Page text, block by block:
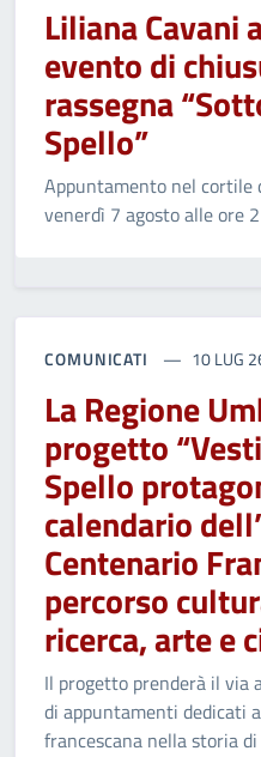
Liliana Cavani
evento di
rassegna
Spello”
Appuntamento nel cortile
venerdì 7 agosto alle ore
COMUNICATI 10 LUG
La Regione
progetto
Spello
calendario
Centenario
percorso
ricerca, arte e
Il progetto prenderà il via
di appuntamenti dedicati
francescana nella storia di